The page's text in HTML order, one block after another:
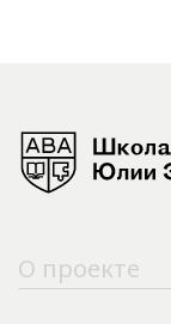
О проекте